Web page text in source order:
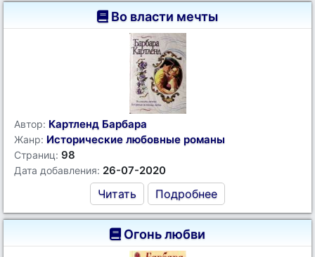
Во власти мечты
Автор: Картленд Барбара
Жанр: Исторические любовные романы
Страниц: 98
Дата добавления: 26-07-2020
Читать Подробнее
Огонь любви